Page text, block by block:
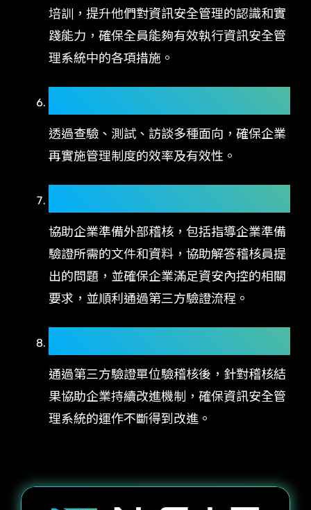
培訓，提升他們對資訊安全管理的認識和實
踐能力，確保全員能夠有效執行資訊安全管
理系統中的各項措施。
透過查驗、測試、訪談多種面向，確保企業
再實施管理制度的效率及有效性。
協助企業準備外部稽核，包括指導企業準備
驗證所需的文件和資料，協助解答稽核員提
出的問題，並確保企業滿足資安內控的相關
要求，並順利通過第三方驗證流程。
通過第三方驗證單位驗稽核後，針對稽核結
果協助企業持續改進機制，確保資訊安全管
理系統的運作不斷得到改進。